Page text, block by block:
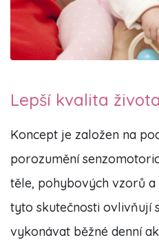
Lepší kvalita života
Koncept je založen na
porozumění
těle, pohybových vzorů
tyto skutečnosti ovlivňují
vykonávat běžné denní